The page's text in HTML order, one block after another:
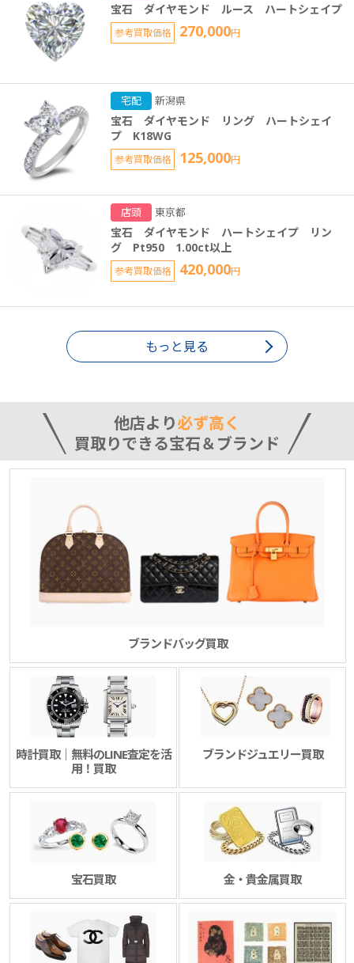
宝石 ダイヤモンド ルース ハートシェイプ
参考買取価格 270,000円
宅配 新潟県
宝石 ダイヤモンド リング ハートシェイ
プ K18WG
参考買取価格 125,000円
店頭 東京都
宝石 ダイヤモンド ハートシェイプ リン
グ Pt950 1.00ct以上
参考買取価格 420,000円
もっと見る
他店より必ず高く
買取りできる宝石＆ブランド
ブランドバッグ買取
時計買取｜無料のLINE査定を活
用！買取
ブランドジュエリー買取
宝石買取 金・貴金属買取